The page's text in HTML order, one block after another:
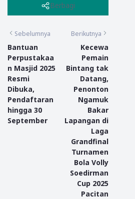
Berbagi
Sebelumnya
Bantuan
Perpustakaa
n Masjid 2025
Resmi
Dibuka,
Pendaftaran
hingga 30
September
Berikutnya
Kecewa
Pemain
Bintang tak
Datang,
Penonton
Ngamuk
Bakar
Lapangan di
Laga
Grandfinal
Turnamen
Bola Volly
Soedirman
Cup 2025
Pacitan